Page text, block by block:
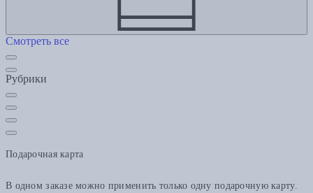
Смотреть все
Рубрики
Подарочная карта
В одном заказе можно применить только одну подарочную карту.